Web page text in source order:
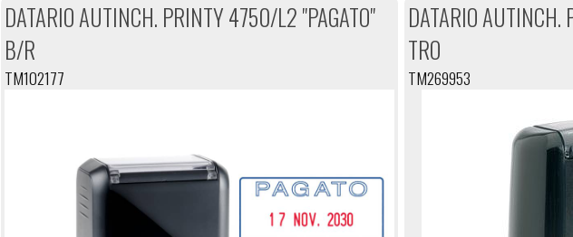
INC-INCHIOSTRI E CUSCINETTI PER TIMBRI
DATARIO AUTINCH. PRINTY 4750/L2 "PAGATO"
B/R
TM102177
DATARIO AUTINCH.
TRO
TM269953